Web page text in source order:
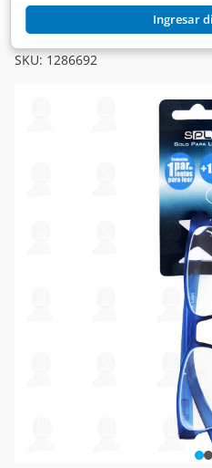
Ingresar
Lentes SPL para Lectura
SKU: 1286692